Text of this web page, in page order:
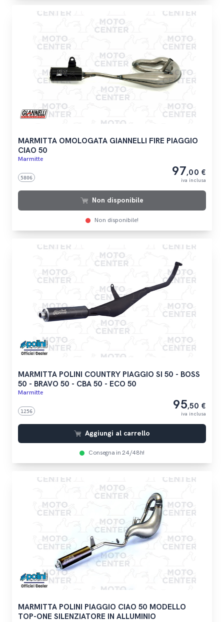
MARMITTA OMOLOGATA GIANNELLI FIRE PIAGGIO
CIAO 50
Marmitte
5806 97,00 €
iva inclusa
Non disponibile
Non disponibile!
MARMITTA POLINI COUNTRY PIAGGIO SI 50 - BOSS
50 - BRAVO 50 - CBA 50 - ECO 50
Marmitte
1256 95,50 €
iva inclusa
Aggiungi al carrello
Consegna in 24/48h!
MARMITTA POLINI PIAGGIO CIAO 50 MODELLO
TOP-ONE SILENZIATORE IN ALLUMINIO